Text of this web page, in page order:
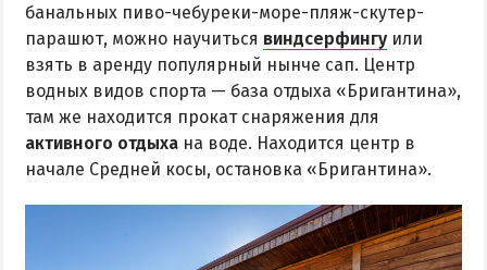
банальных пиво-чебуреки-море-пляж-скутер-
парашют, можно научиться виндсерфингу или
взять в аренду популярный нынче сап. Центр
водных видов спорта — база отдыха «Бригантина»,
там же находится прокат снаряжения для
активного отдыха на воде. Находится центр в
начале Средней косы, остановка «Бригантина».